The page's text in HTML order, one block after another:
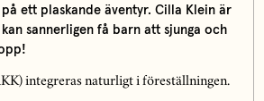
på ett plaskande äventyr. Cilla Klein är
sannerligen få barn att sjunga och
integreras naturligt i föreställningen.